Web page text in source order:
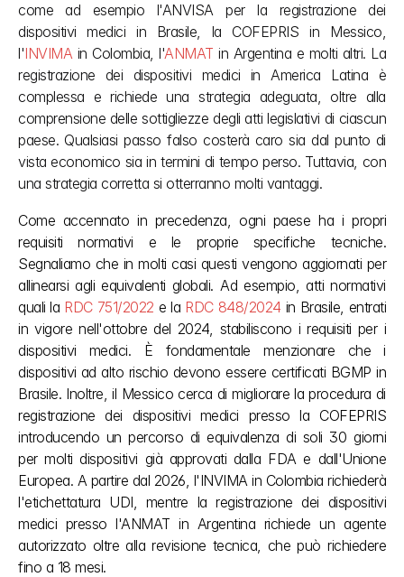
come ad esempio l'ANVISA per la registrazione dei
dispositivi medici in Brasile, la COFEPRIS in Messico,
l'INVIMA in Colombia, l'ANMAT in Argentina e molti altri. La
registrazione dei dispositivi medici in America Latina è
complessa e richiede una strategia adeguata, oltre alla
comprensione delle sottigliezze degli atti legislativi di ciascun
paese. Qualsiasi passo falso costerà caro sia dal punto di
vista economico sia in termini di tempo perso. Tuttavia, con
una strategia corretta si otterranno molti vantaggi.
Come accennato in precedenza, ogni paese ha i propri
requisiti normativi e le proprie specifiche tecniche.
Segnaliamo che in molti casi questi vengono aggiornati per
allinearsi agli equivalenti globali. Ad esempio, atti normativi
quali la RDC 751/2022 e la RDC 848/2024 in Brasile, entrati
in vigore nell'ottobre del 2024, stabiliscono i requisiti per i
dispositivi medici. È fondamentale menzionare che i
dispositivi ad alto rischio devono essere certificati BGMP in
Brasile. Inoltre, il Messico cerca di migliorare la procedura di
registrazione dei dispositivi medici presso la COFEPRIS
introducendo un percorso di equivalenza di soli 30 giorni
per molti dispositivi già approvati dalla FDA e dall'Unione
Europea. A partire dal 2026, l'INVIMA in Colombia richiederà
l'etichettatura UDI, mentre la registrazione dei dispositivi
medici presso l'ANMAT in Argentina richiede un agente
autorizzato oltre alla revisione tecnica, che può richiedere
fino a 18 mesi.